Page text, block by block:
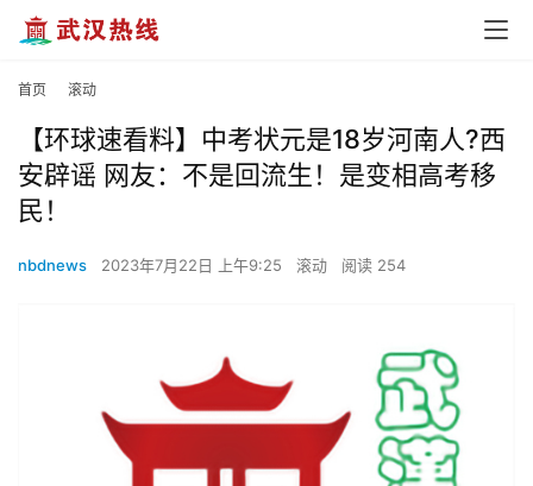
首页 滚动
【环球速看料】中考状元是18岁河南人?西
安辟谣 网友：不是回流生！是变相高考移
民！
nbdnews 2023年7月22日 上午9:25 滚动 阅读 254